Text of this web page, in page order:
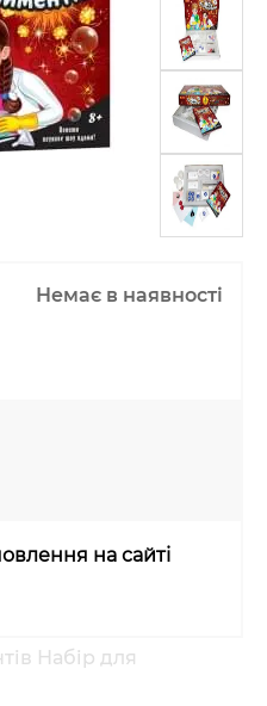
Немає в наявності
на сайті
Набір для